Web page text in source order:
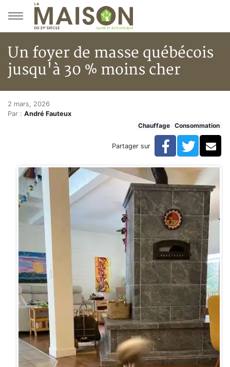
Aller au menu principal
Aller au contenu principal
Un foyer de masse québécois
jusqu'à 30 % moins cher
Accueil
Articles
Un foyer de masse québécois jusqu'à 30 % moins
Un foyer de masse québécois
2 mars, 2026
Par : André Fauteux
Chauffage
Consommation
Partager sur Facebook